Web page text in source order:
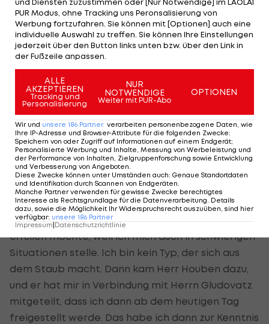
emotional. Ich bin, wie ich bin, ich muss mich da
nicht verstellen. Dass es Reibereien gab, ist aus
der Luft gegriffen.
…ÜBER DEN ZEITLICHEN AUFLAUF DER TRENNUNG:
Ich habe im Laufe des Vormittags, ich glaube so
gegen 9:30 Uhr, eine SMS von Paul Gludovatz
bekommen, ob die Möglichkeit bestünde, um 13
Uhr auf die Geschäftsstelle zu kommen. Das habe
ich natürlich getan. Gludovatz hat mich gefragt,
ob es eine Möglichkeit gebe, dass wir die
Situation einvernehmlich lösen, das wäre auch ein
Vorschlag des Präsidenten. Ich habe jedoch nein
gesagt, und dass ich meinen Vertrag bis 31. Mai
erfüllen möchte, weil ich mich auch in schwierigen
Situationen stelle. Ich bin kein Typ, der sich aus
dem Staub macht. Dann kam Herr Houben dazu,
und er hat mir in Verbindung mit Herrn Gludovatz
mitgeteilt, dass ich dann ab dem heutigen Tag
freigestellt werde. Das habe ich dann zur Kenntnis
PUR Modus, ohne Tracking uns Peronsalisierung von
Werbung fortzufahren. Sie können mit [Optionen] auch eine
individuelle Auswahl zu treffen. Sie können Ihre Einstellungen
jederzeit über den Button links unten bzw. über den Link in
der Fußzeile anpassen.
ALLE
AKZEPTIEREN
Tracking und
Personalisierung
NUR
NOTWENDIGE
Weiter mit PUR-Abo
OPTIONEN
Wir und unsere 186 Partner verarbeiten personenbezogene Daten, wie
Ihre IP-Adresse und Browser-Attribute für die folgenden Zwecke:
Speichern von oder Zugriff auf Informationen auf einem Endgerät;
Personalisierte Werbung und Inhalte, Messung von Werbeleistung und
der Performance von Inhalten, Zielgruppenforschung sowie Entwicklung
und Verbesserung von Angeboten
Diese Zwecke können unter Umständen auch: Genaue Standortdaten
und Identifikation durch Scannen von Endgeräten
Manche Partner verwenden für gewisse Zwecke berechtigtes
Interesse als Rechtsgrundlage für die Datenverarbeitung. Details
dazu, sowie die Möglichkeit Ihr Widerspruchsrecht auszuüben, sind hier
verfügbar: unsere 186 Partner
Impressum|Datenschutzrichtlinie